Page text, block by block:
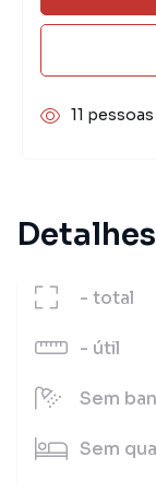
- total
- útil
Sem
Sem
11